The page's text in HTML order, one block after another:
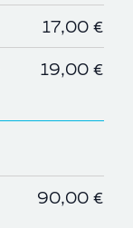
17,00 €
19,00 €
90,00 €